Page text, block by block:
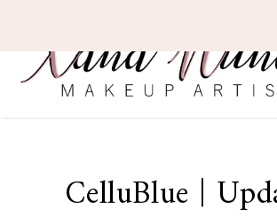
CelluBlue |